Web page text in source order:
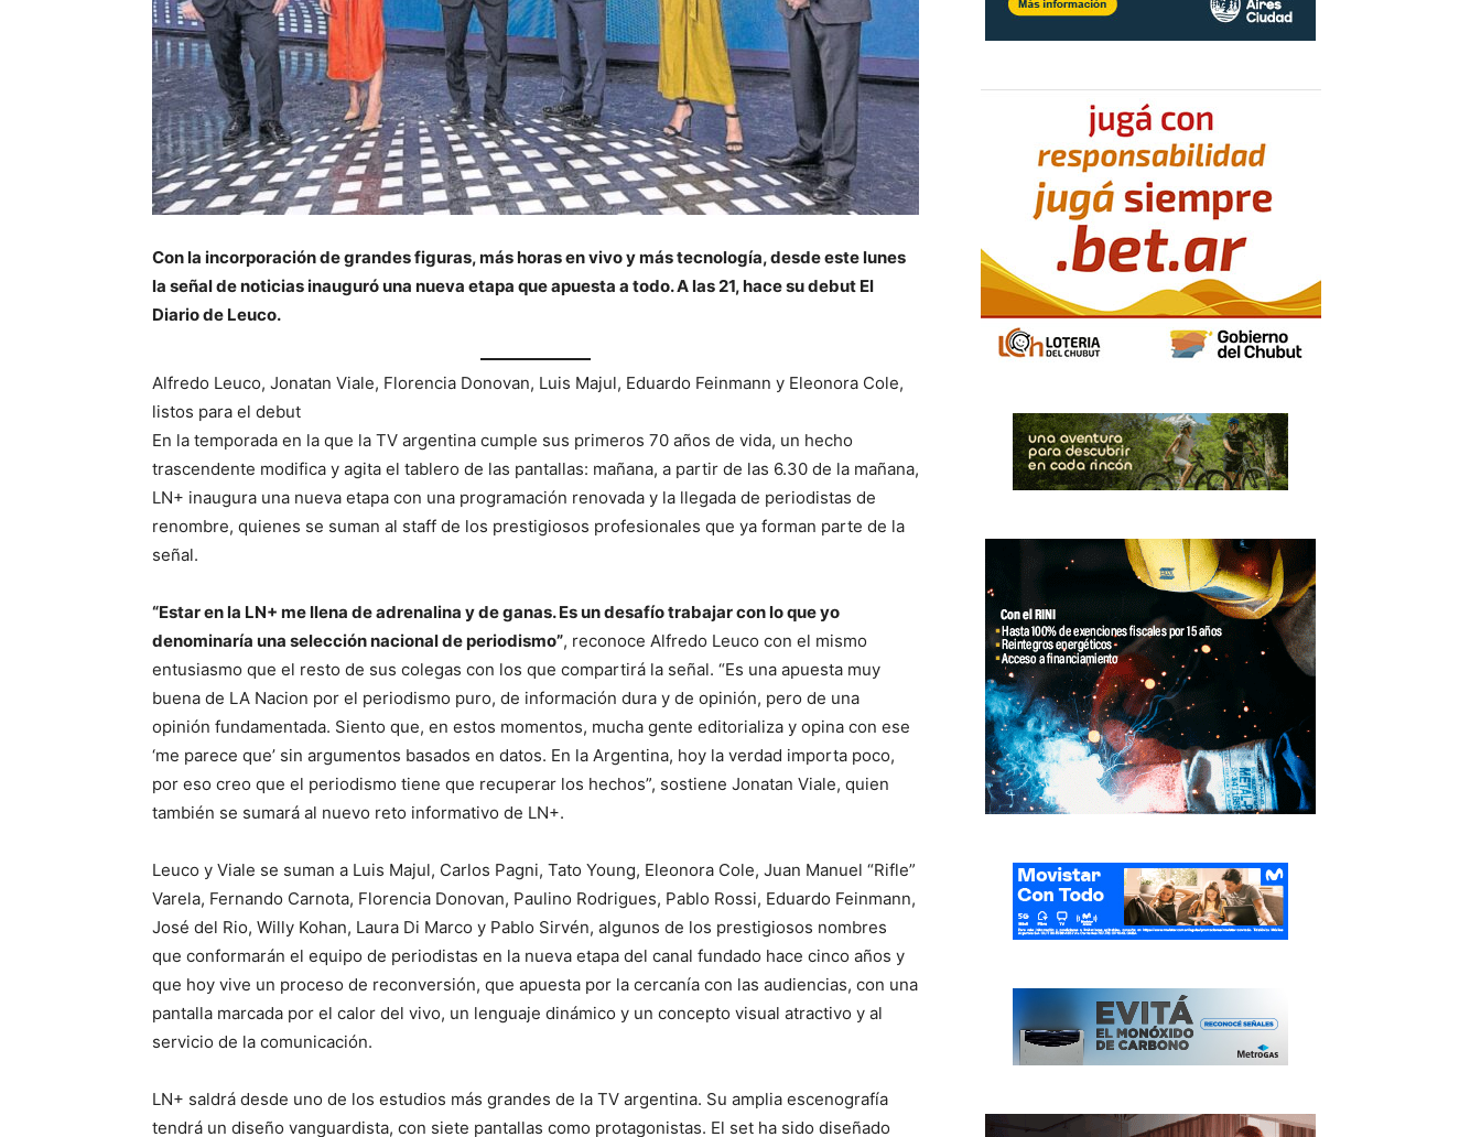
Con la incorporación de grandes figuras, más horas en vivo y más tecnología, desde este lunes
la señal de noticias inauguró una nueva etapa que apuesta a todo. A las 21, hace su debut El
Diario de Leuco.
Alfredo Leuco, Jonatan Viale, Florencia Donovan, Luis Majul, Eduardo Feinmann y Eleonora Cole,
listos para el debut
En la temporada en la que la TV argentina cumple sus primeros 70 años de vida, un hecho
trascendente modifica y agita el tablero de las pantallas: mañana, a partir de las 6.30 de la mañana,
LN+ inaugura una nueva etapa con una programación renovada y la llegada de periodistas de
renombre, quienes se suman al staff de los prestigiosos profesionales que ya forman parte de la
señal.
“Estar en la LN+ me llena de adrenalina y de ganas. Es un desafío trabajar con lo que yo
denominaría una selección nacional de periodismo”, reconoce Alfredo Leuco con el mismo
entusiasmo que el resto de sus colegas con los que compartirá la señal. “Es una apuesta muy
buena de LA Nacion por el periodismo puro, de información dura y de opinión, pero de una
opinión fundamentada. Siento que, en estos momentos, mucha gente editorializa y opina con ese
‘me parece que’ sin argumentos basados en datos. En la Argentina, hoy la verdad importa poco,
por eso creo que el periodismo tiene que recuperar los hechos”, sostiene Jonatan Viale, quien
también se sumará al nuevo reto informativo de LN+.
Leuco y Viale se suman a Luis Majul, Carlos Pagni, Tato Young, Eleonora Cole, Juan Manuel “Rifle”
Varela, Fernando Carnota, Florencia Donovan, Paulino Rodrigues, Pablo Rossi, Eduardo Feinmann,
José del Rio, Willy Kohan, Laura Di Marco y Pablo Sirvén, algunos de los prestigiosos nombres
que conformarán el equipo de periodistas en la nueva etapa del canal fundado hace cinco años y
que hoy vive un proceso de reconversión, que apuesta por la cercanía con las audiencias, con una
pantalla marcada por el calor del vivo, un lenguaje dinámico y un concepto visual atractivo y al
servicio de la comunicación.
LN+ saldrá desde uno de los estudios más grandes de la TV argentina. Su amplia escenografía
tendrá un diseño vanguardista, con siete pantallas como protagonistas. El set ha sido diseñado